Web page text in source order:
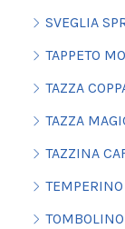
SVEGLIA
TAPPETO
TAZZA
TAZZA
TAZZINA
TEMPERINO
TOMBOLINO